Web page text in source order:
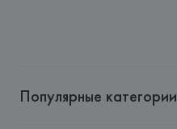
Популярные категории